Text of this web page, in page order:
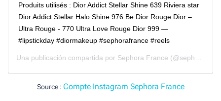
Produits utilisés : Dior Addict Stellar Shine 639 Riviera star
Dior Addict Stellar Halo Shine 976 Be Dior Rouge Dior –
Ultra Rouge - 770 Ultra Love Rouge Dior 999 —
#lipstickday #diormakeup #sephorafrance #reels
Una publicación compartida por Sephora France (@sephorafrance) el
Source : Compte Instagram Sephora France